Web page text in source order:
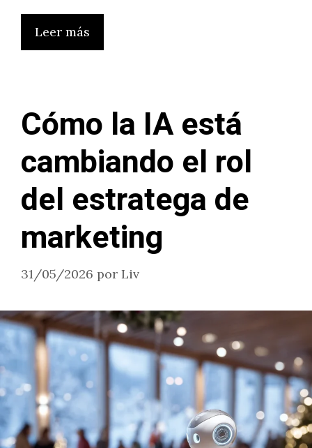
Leer más
Cómo la IA está
cambiando el rol
del estratega de
marketing
31/05/2026 por Liv